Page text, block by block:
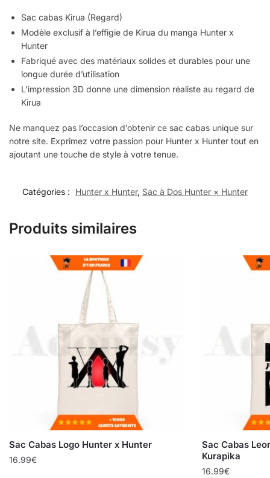
Sac cabas Kirua (Regard)
Modèle exclusif à l’effigie de Kirua du manga Hunter x
Hunter
Fabriqué avec des matériaux solides et durables pour une
longue durée d’utilisation
L’impression 3D donne une dimension réaliste au regard de
Kirua
Ne manquez pas l’occasion d’obtenir ce sac cabas unique sur
notre site. Exprimez votre passion pour Hunter x Hunter tout en
ajoutant une touche de style à votre tenue.
Catégories : Hunter x Hunter, Sac à Dos Hunter × Hunter
Produits similaires
Sac Cabas Logo Hunter x Hunter
16.99€
Sac Cabas
Kurapika
16.99€